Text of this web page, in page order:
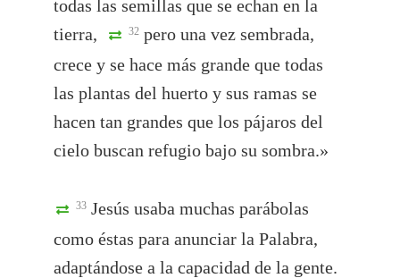
todas las semillas que se echan en la
tierra,
32 pero una vez sembrada,
crece y se hace más grande que todas
las plantas del huerto y sus ramas se
hacen tan grandes que los pájaros del
cielo buscan refugio bajo su sombra.»
33 Jesús usaba muchas parábolas
como éstas para anunciar la Palabra,
adaptándose a la capacidad de la gente.